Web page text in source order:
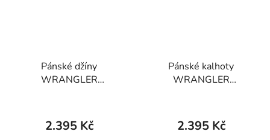
Pánské džíny
WRANGLER
STRETCH Dandelion
Summer
2.395 Kč
Pánské kalhoty
WRANGLER
STRETCH Mahogany
2.395 Kč